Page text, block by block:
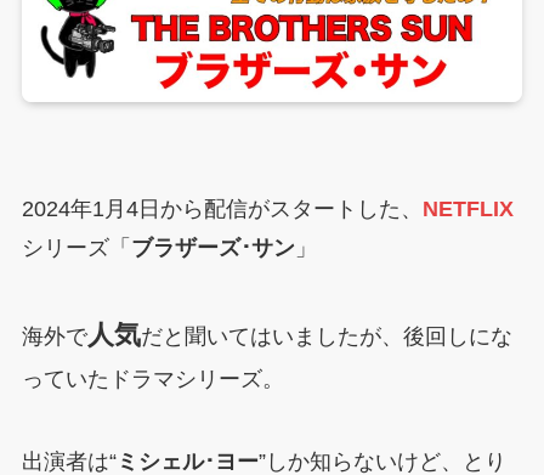
2024年1月4日から配信がスタートした、 NETFLIX
シリーズ「 ブラザーズ･サン」
海外で人気だと聞いてはいましたが、後回しにな
っていたドラマシリーズ。
出演者は“ミシェル･ヨー”しか知らないけど、とり